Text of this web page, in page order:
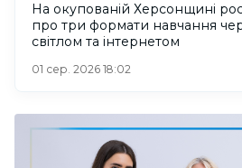
На окупованій Херсонщині
про три формати навчання
світлом та інтернетом
01 сер. 2026 18:02